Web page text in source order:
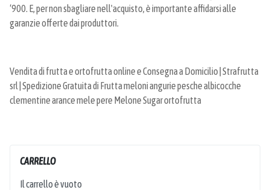
‘900. E, per non sbagliare nell'acquisto, è importante affidarsi alle
garanzie offerte dai produttori.
Vendita di frutta e ortofrutta online e Consegna a Domicilio | Strafrutta
srl | Spedizione Gratuita di Frutta meloni angurie pesche albicocche
clementine arance mele pere Melone Sugar ortofrutta
CARRELLO
Il carrello è vuoto